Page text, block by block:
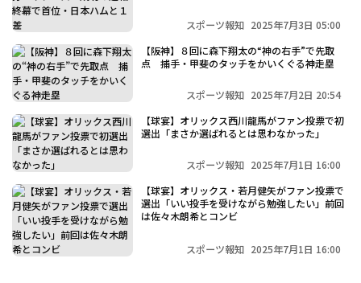
スポーツ報知 2025年7月3日 05:00
【阪神】８回に森下翔太の“神の右手”で先取
点 捕手・甲斐のタッチをかいくぐる神走塁
スポーツ報知 2025年7月2日 20:54
【球宴】オリックス西川龍馬がファン投票で初
選出「まさか選ばれるとは思わなかった」
スポーツ報知 2025年7月1日 16:00
【球宴】オリックス・若月健矢がファン投票で
選出「いい投手を受けながら勉強したい」前回
は佐々木朗希とコンビ
スポーツ報知 2025年7月1日 16:00